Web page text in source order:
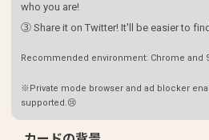
who you are!
③ Share it on Twitter! It'll be easier to
Recommended environment: Chrome and
※Private mode browser and ad blocker
supported.😢